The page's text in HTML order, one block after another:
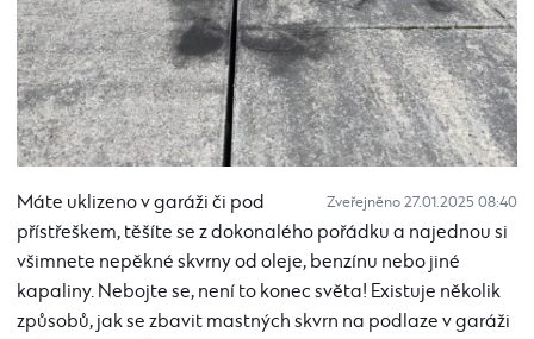
Zveřejněno 27.01.2025 08:40
Máte uklizeno v garáži či pod
přístřeškem, těšíte se z dokonalého pořádku a najednou si
všimnete nepěkné skvrny od oleje, benzínu nebo jiné
kapaliny. Nebojte se, není to konec světa! Existuje několik
způsobů, jak se zbavit mastných skvrn na podlaze v garáži